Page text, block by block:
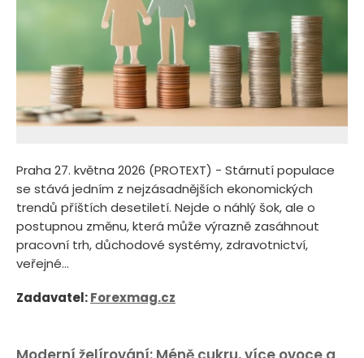
Praha 27. května 2026 (PROTEXT) - Stárnutí populace
se stává jedním z nejzásadnějších ekonomických
trendů příštích desetiletí. Nejde o náhlý šok, ale o
postupnou změnu, která může výrazně zasáhnout
pracovní trh, důchodové systémy, zdravotnictví,
veřejné...
Zadavatel:Forexmag.cz